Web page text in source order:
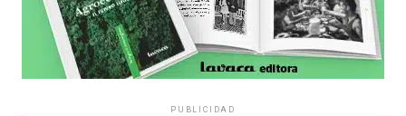
PUBLICIDAD